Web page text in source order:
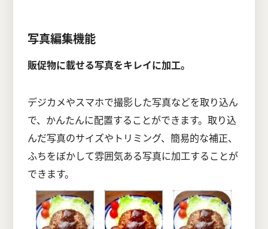
写真編集機能
販促物に載せる写真をキレイに加工。
デジカメやスマホで撮影した写真などを取り込ん
で、かんたんに配置することができます。取り込
んだ写真のサイズやトリミング、簡易的な補正、
ふちをぼかして雰囲気ある写真に加工することが
できます。